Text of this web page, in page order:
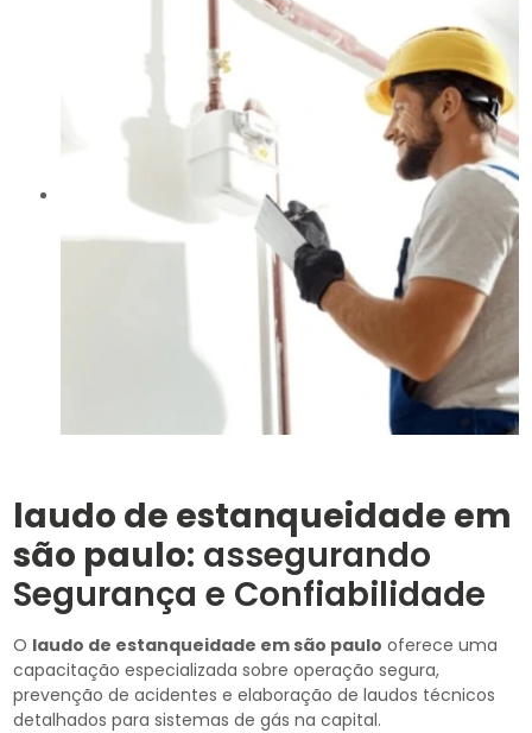
laudo de estanqueidade em
são paulo: assegurando
Segurança e Confiabilidade
O laudo de estanqueidade em são paulo oferece uma
capacitação especializada sobre operação segura,
prevenção de acidentes e elaboração de laudos técnicos
detalhados para sistemas de gás na capital.